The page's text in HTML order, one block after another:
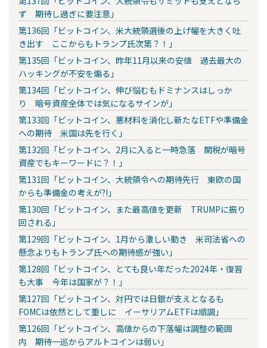
ず 期待し過ぎに要注意」
第136回「ビットコイン、米大統領選後の上げ幅を大きく吐
き出す ここからもトランプ氏次第？！」
第135回「ビットコイン、昨年11月以来の安値 過去最大の
ハッキングが不安を煽る」
第134回「ビットコイン、伸び悩むもドミナンスはしっか
り 暗号資産全体では気になるサインが」
第133回「ビットコイン、悪材料を消化し新たなETFや準備金
への期待 米国は先を行く」
第132回「ビットコイン、2月に入ると一時急落 関税が暗号
資産でもキーワードに？！」
第131回「ビットコイン、大統領令への期待先行 東欧の国
からも準備金の考えが?!」
第130回「ビットコイン、また最高値を更新 TRUMPに振り
回される」
第129回「ビットコイン、1月から激しい動き 米司法省への
懸念よりもトランプ氏への期待感が強い」
第128回「ビットコイン、とても良い年だった2024年・復習
も大事 今年は国家が？！」
第127回「ビットコイン、対円では日銀が支えとなるも
FOMCは依然として重しに イーサリアムETFは順調」
第126回「ビットコイン、高値からの下落幅は調整の範囲
内 期待一巡からアルトコインは弱い」